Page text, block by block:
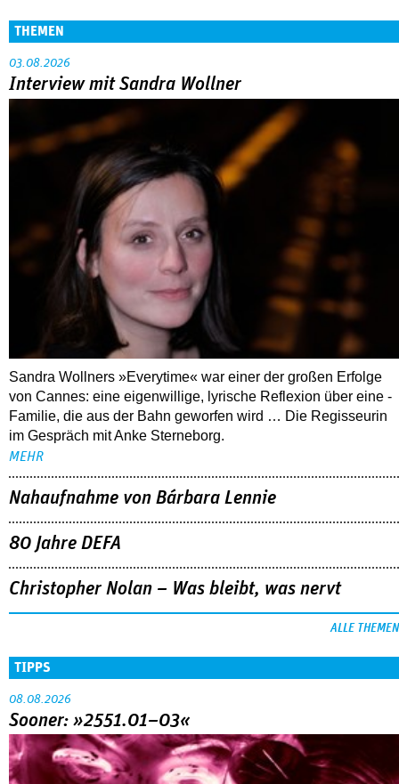
THEMEN
03.08.2026
Interview mit Sandra Wollner
Sandra Wollners »Everytime« war einer der großen Erfolge
von Cannes: eine eigenwillige, lyrische Reflexion über eine ­
Familie, die aus der Bahn geworfen wird … Die Regisseurin
im Gespräch mit Anke Sterneborg.
MEHR
Nahaufnahme von Bárbara Lennie
80 Jahre DEFA
Christopher Nolan – Was bleibt, was nervt
ALLE THEMEN
TIPPS
08.08.2026
Sooner: »2551.01–03«